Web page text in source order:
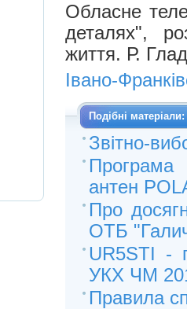
Обласне
деталях",
життя. Р.
Івано-
Подібні матеріали:
Звітно-
Програма
антен
Про
ОТБ
UR5STI -
УКХ ЧМ
Правила